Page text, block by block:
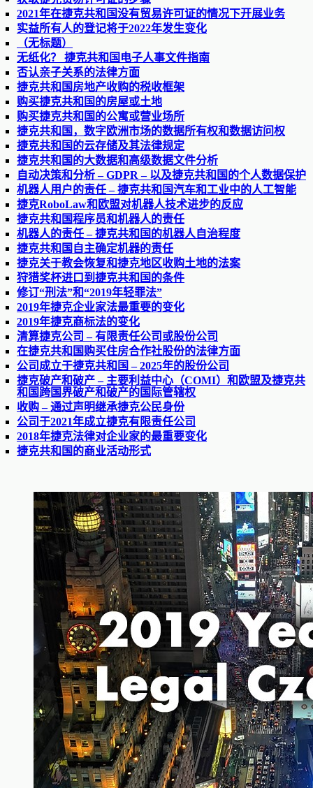
2021年在捷克共和国没有贸易许可证的情况下开展业务
实益所有人的登记将于2022年发生变化
（无标题）
无纸化？ 捷克共和国电子人事文件指南
否认亲子关系的法律方面
捷克共和国房地产收购的税收框架
购买捷克共和国的房屋或土地
购买捷克共和国的公寓或营业场所
捷克共和国，数字欧洲市场的数据所有权和数据访问权
捷克共和国的云存储及其法律规定
捷克共和国的大数据和高级数据文件分析
自动决策和分析 – GDPR – 以及捷克共和国的个人数据保护
机器人用户的责任 – 捷克共和国汽车和工业中的人工智能
捷克RoboLaw和欧盟对机器人技术进步的反应
捷克共和国程序员和机器人的责任
机器人的责任 – 捷克共和国的机器人自治程度
捷克共和国自主确定机器的责任
捷克关于教会恢复和捷克地区收购土地的法案
狩猎奖杯进口到捷克共和国的条件
修订“刑法”和“2019年轻罪法”
2019年捷克企业家法最重要的变化
2019年捷克商标法的变化
清算捷克公司 – 有限责任公司或股份公司
在捷克共和国购买住房合作社股份的法律方面
公司成立于捷克共和国 – 2025年的股份公司
捷克破产和破产 – 主要利益中心（COMI）和欧盟及捷克共
和国跨国界破产和破产的国际管辖权
收购 – 通过声明继承捷克公民身份
公司于2021年成立捷克有限责任公司
2018年捷克法律对企业家的最重要变化
捷克共和国的商业活动形式